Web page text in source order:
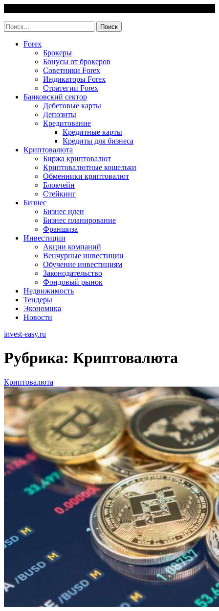
content
Найти:
Forex
Брокеры
Бонусы от брокеров
Советники Forex
Индикаторы Forex
Стратегии Forex
Банковский сектор
Дебетовые карты
Депозиты
Кредитование
Кредитные карты
Кредиты для бизнеса
Криптовалюта
Биржа криптовалют
Криптовалютные кошельки
Обменники криптовалют
Блокчейн
Стейкинг
Бизнес
Бизнес идеи
Бизнес планирование
Франшиза
Инвестиции
Акции компаний
Венчурные инвестиции
Обучение инвестициям
Законодательство
Фондовый рынок
Недвижимость
Тендеры
Экономика
Новости
invest-easy.ru
Рубрика: Криптовалюта
Криптовалюта